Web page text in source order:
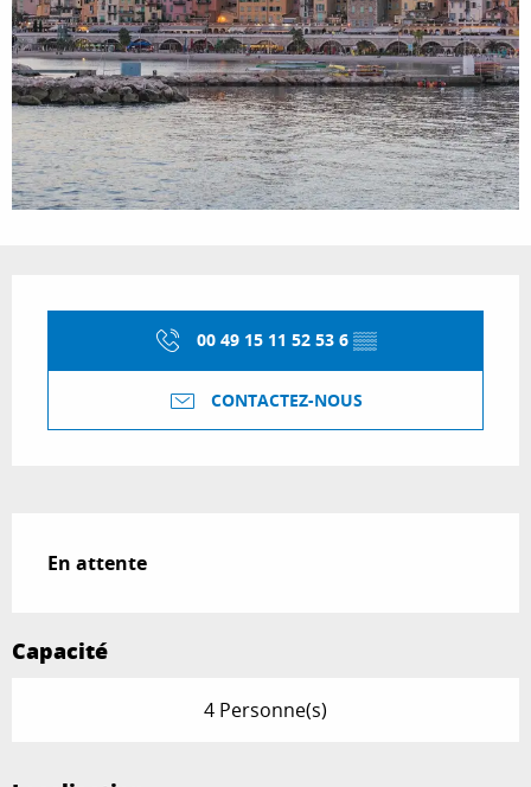
00 49 15 11 52 53 6 ▒▒
CONTACTEZ-NOUS
En attente
Capacité
4 Personne(s)